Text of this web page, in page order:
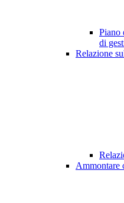
Piano
di
Relazione
Ammontare